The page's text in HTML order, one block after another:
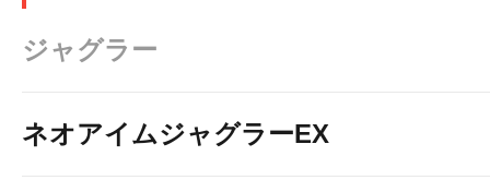
ジャグラー
ネオアイムジャグラーEX